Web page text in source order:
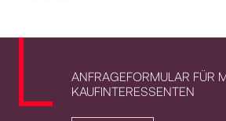
ANFRAGEFORMULAR FÜR
KAUFINTERESSENTEN